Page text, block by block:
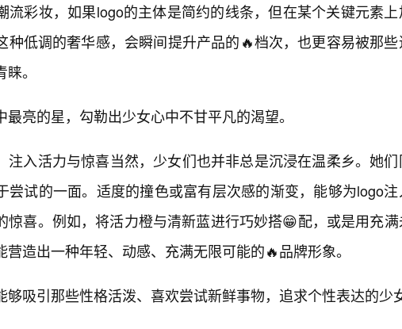
流彩妆，如果logo的主体是简约的线条，但在某个关键元素上
种低调的奢华感，会瞬间提升产品的🔥档次，也更容易被那
。
最亮的星，勾勒出少女心中不甘平凡的渴望。
注入活力与惊喜当然，少女们也并非总是沉浸在温柔乡。她
尝试的一面。适度的撞色或富有层次感的渐变，能够为logo
惊喜。例如，将活力橙与清新蓝进行巧妙搭😁配，或是用充
营造出一种年轻、动感、充满无限可能的🔥品牌形象。
够吸引那些性格活泼、喜欢尝试新鲜事物，追求个性表达的少